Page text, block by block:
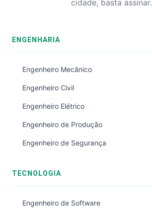
cidade, basta assinar.
ENGENHARIA
Engenheiro Mecânico
Engenheiro Civil
Engenheiro Elétrico
Engenheiro de Produção
Engenheiro de Segurança
TECNOLOGIA
Engenheiro de Software